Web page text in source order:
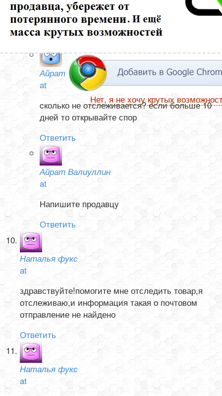
ни в Китае, не а России. Посылка от 13 ноября. Как
узнать она отправлена или нет?
Ответить
Айрат Валиуллин
at
cколько не отслеживается? если больше 10
дней то открывайте спор
Ответить
Айрат Валиуллин
at
Напишите продавцу
Ответить
Наталья фукс
at
здравствуйте!помогите мне отследить товар,я
отслеживаю,и информация такая о почтовом
отправление не найдено
Ответить
Наталья фукс
at
Нет, я не хочу крутых